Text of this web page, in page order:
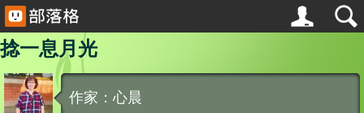
捻一息月光
作家：心晨